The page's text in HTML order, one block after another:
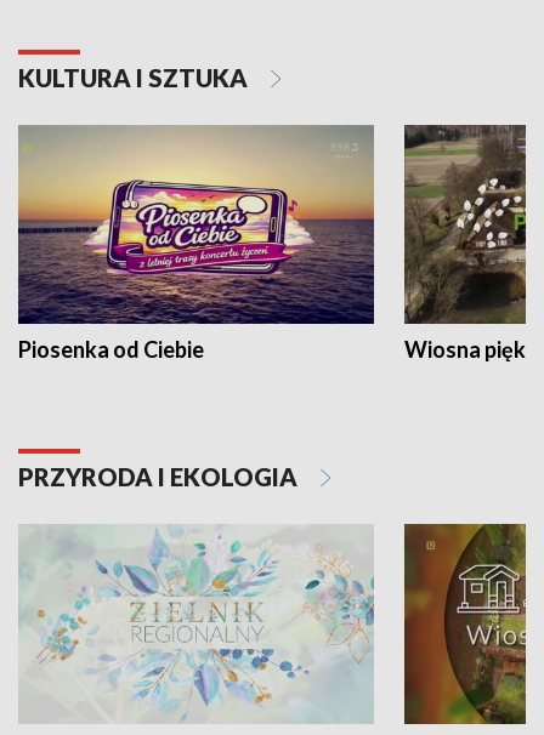
KULTURA I SZTUKA
Piosenka od Ciebie Wiosna
PRZYRODA I EKOLOGIA